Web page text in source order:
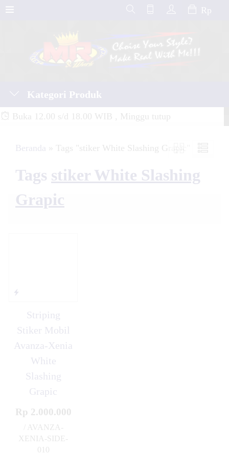
Rp
Kategori Produk
Buka 12.00 s/d 18.00 WIB , Minggu tutup
Beranda » Tags "stiker White Slashing Grapic"
Tags stiker White Slashing
Grapic
Striping
Stiker Mobil
Avanza-Xenia
White
Slashing
Grapic
Rp 2.000.000
/ AVANZA-
XENIA-SIDE-
010